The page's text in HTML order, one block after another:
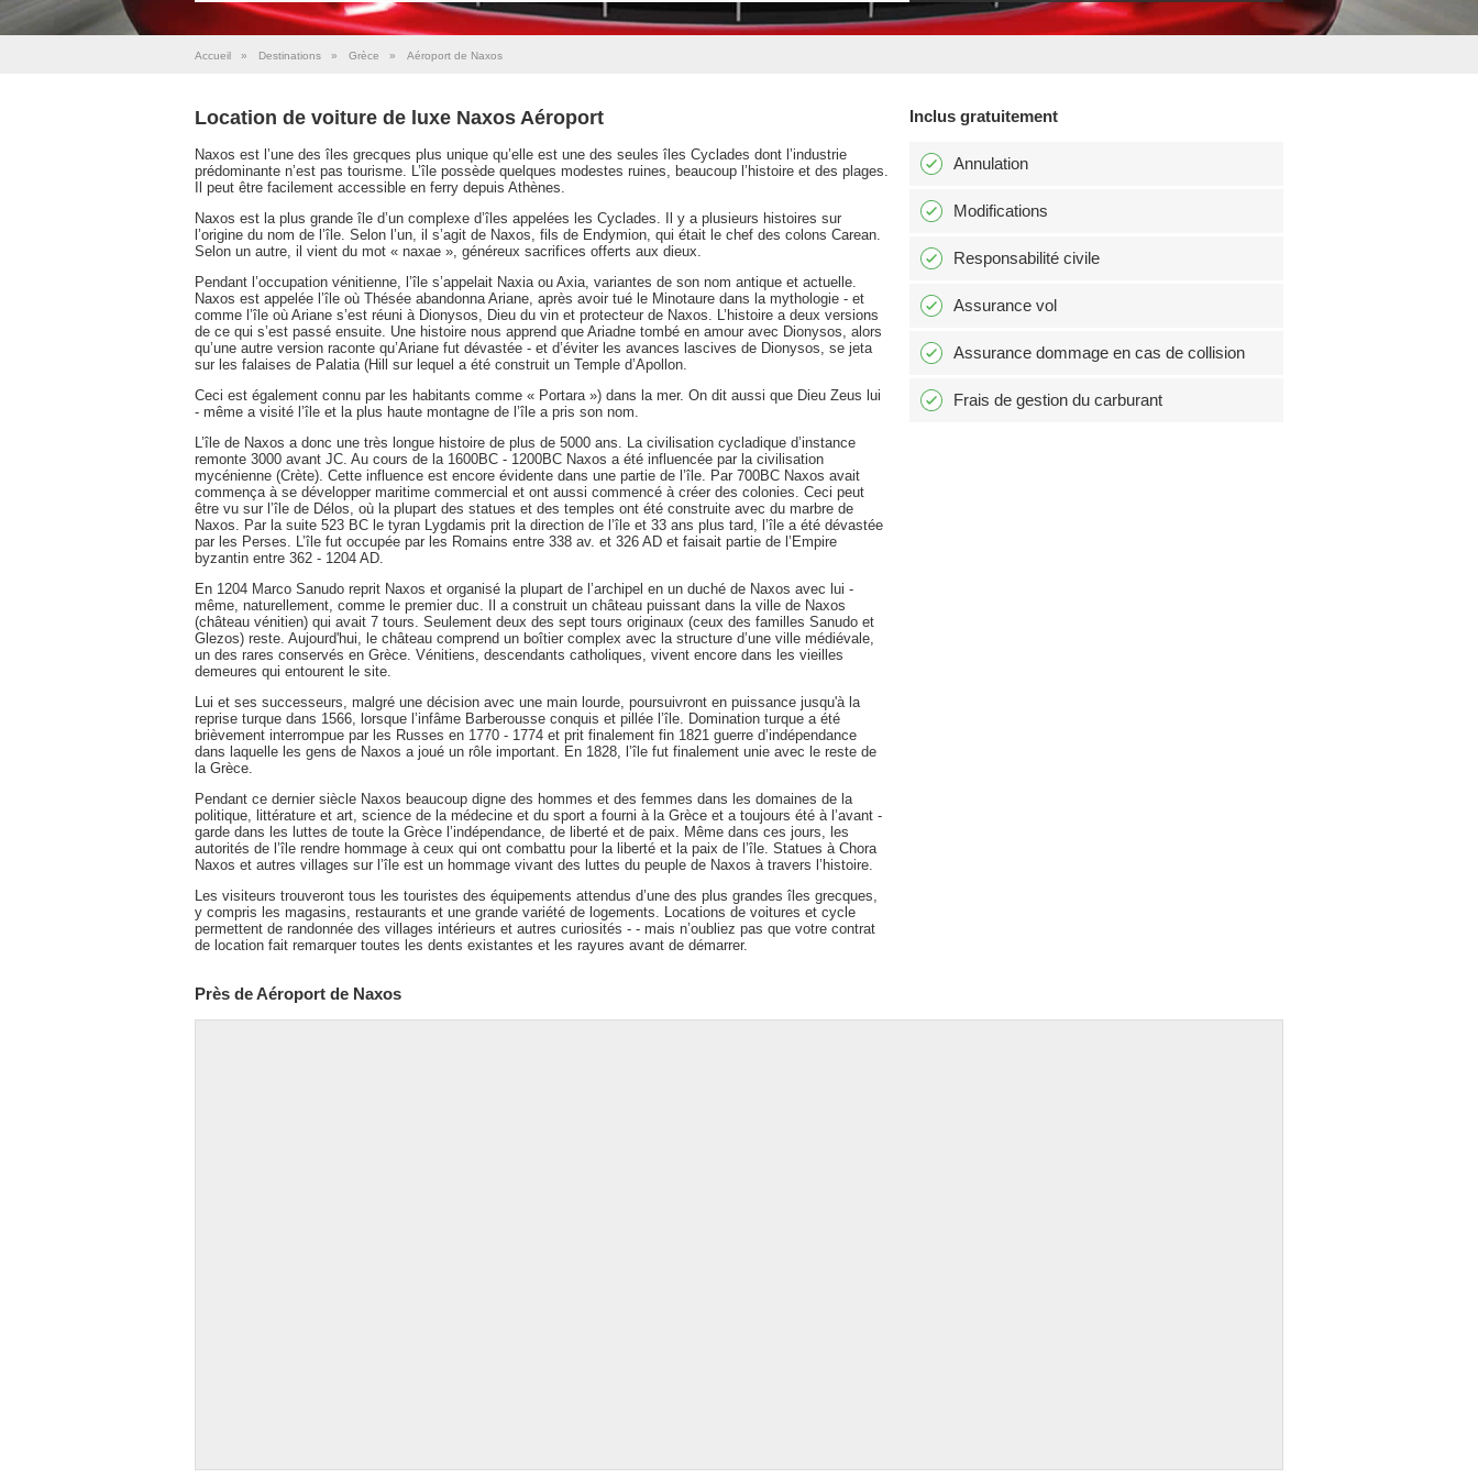
Accueil » Destinations » Grèce » Aéroport de Naxos
Location de voiture de luxe Naxos Aéroport
Naxos est l’une des îles grecques plus unique qu’elle est une des seules îles Cyclades dont l’industrie
prédominante n’est pas tourisme. L’île possède quelques modestes ruines, beaucoup l’histoire et des plages.
Il peut être facilement accessible en ferry depuis Athènes.
Naxos est la plus grande île d’un complexe d’îles appelées les Cyclades. Il y a plusieurs histoires sur
l’origine du nom de l’île. Selon l’un, il s’agit de Naxos, fils de Endymion, qui était le chef des colons Carean.
Selon un autre, il vient du mot « naxae », généreux sacrifices offerts aux dieux.
Pendant l’occupation vénitienne, l’île s’appelait Naxia ou Axia, variantes de son nom antique et actuelle.
Naxos est appelée l’île où Thésée abandonna Ariane, après avoir tué le Minotaure dans la mythologie - et
comme l’île où Ariane s’est réuni à Dionysos, Dieu du vin et protecteur de Naxos. L’histoire a deux versions
de ce qui s’est passé ensuite. Une histoire nous apprend que Ariadne tombé en amour avec Dionysos, alors
qu’une autre version raconte qu’Ariane fut dévastée - et d’éviter les avances lascives de Dionysos, se jeta
sur les falaises de Palatia (Hill sur lequel a été construit un Temple d’Apollon.
Ceci est également connu par les habitants comme « Portara ») dans la mer. On dit aussi que Dieu Zeus lui
- même a visité l’île et la plus haute montagne de l’île a pris son nom.
L’île de Naxos a donc une très longue histoire de plus de 5000 ans. La civilisation cycladique d’instance
remonte 3000 avant JC. Au cours de la 1600BC - 1200BC Naxos a été influencée par la civilisation
mycénienne (Crète). Cette influence est encore évidente dans une partie de l’île. Par 700BC Naxos avait
commença à se développer maritime commercial et ont aussi commencé à créer des colonies. Ceci peut
être vu sur l’île de Délos, où la plupart des statues et des temples ont été construite avec du marbre de
Naxos. Par la suite 523 BC le tyran Lygdamis prit la direction de l’île et 33 ans plus tard, l’île a été dévastée
par les Perses. L’île fut occupée par les Romains entre 338 av. et 326 AD et faisait partie de l’Empire
byzantin entre 362 - 1204 AD.
En 1204 Marco Sanudo reprit Naxos et organisé la plupart de l’archipel en un duché de Naxos avec lui -
même, naturellement, comme le premier duc. Il a construit un château puissant dans la ville de Naxos
(château vénitien) qui avait 7 tours. Seulement deux des sept tours originaux (ceux des familles Sanudo et
Glezos) reste. Aujourd'hui, le château comprend un boîtier complex avec la structure d’une ville médiévale,
un des rares conservés en Grèce. Vénitiens, descendants catholiques, vivent encore dans les vieilles
demeures qui entourent le site.
Lui et ses successeurs, malgré une décision avec une main lourde, poursuivront en puissance jusqu'à la
reprise turque dans 1566, lorsque l’infâme Barberousse conquis et pillée l’île. Domination turque a été
brièvement interrompue par les Russes en 1770 - 1774 et prit finalement fin 1821 guerre d’indépendance
dans laquelle les gens de Naxos a joué un rôle important. En 1828, l’île fut finalement unie avec le reste de
la Grèce.
Pendant ce dernier siècle Naxos beaucoup digne des hommes et des femmes dans les domaines de la
politique, littérature et art, science de la médecine et du sport a fourni à la Grèce et a toujours été à l’avant -
garde dans les luttes de toute la Grèce l’indépendance, de liberté et de paix. Même dans ces jours, les
autorités de l’île rendre hommage à ceux qui ont combattu pour la liberté et la paix de l’île. Statues à Chora
Naxos et autres villages sur l’île est un hommage vivant des luttes du peuple de Naxos à travers l’histoire.
Les visiteurs trouveront tous les touristes des équipements attendus d’une des plus grandes îles grecques,
y compris les magasins, restaurants et une grande variété de logements. Locations de voitures et cycle
permettent de randonnée des villages intérieurs et autres curiosités - - mais n’oubliez pas que votre contrat
de location fait remarquer toutes les dents existantes et les rayures avant de démarrer.
Inclus gratuitement
Annulation
Modifications
Responsabilité civile
Assurance vol
Assurance dommage en cas de collision
Frais de gestion du carburant
Près de Aéroport de Naxos